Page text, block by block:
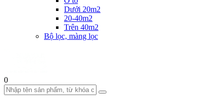
Dưới 20m2
20-40m2
Trên 40m2
Bộ lọc, màng lọc
0